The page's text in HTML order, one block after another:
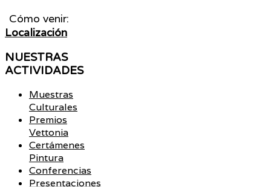
Cómo venir:
Localización
NUESTRAS
ACTIVIDADES
Muestras
Culturales
Premios
Vettonia
Certámenes
Pintura
Conferencias
Presentaciones